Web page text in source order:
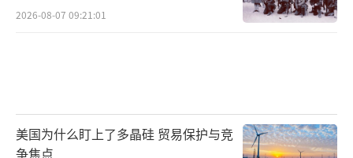
2026-08-07 09:21:01
美国为什么盯上了多晶硅 贸易保护与竞
争焦点